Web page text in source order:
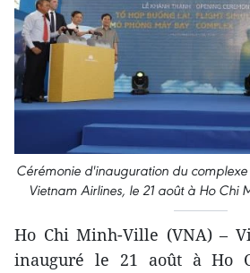
Cérémonie d'inauguration du
Vietnam Airlines, le 21 août à Ho Chi
Ho Chi Minh-Ville (VNA) –
inauguré le 21 août à Ho